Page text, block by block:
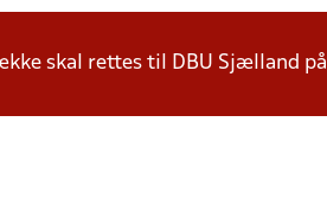
skal rettes til DBU Sjælland på